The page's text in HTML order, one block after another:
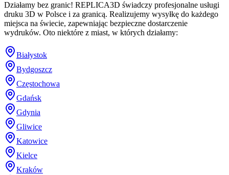
Działamy bez granic! REPLICA3D świadczy profesjonalne usługi
druku 3D w Polsce i za granicą. Realizujemy wysyłkę do każdego
miejsca na świecie, zapewniając bezpieczne dostarczenie
wydruków. Oto niektóre z miast, w których działamy:
Białystok
Bydgoszcz
Częstochowa
Gdańsk
Gdynia
Gliwice
Katowice
Kielce
Kraków